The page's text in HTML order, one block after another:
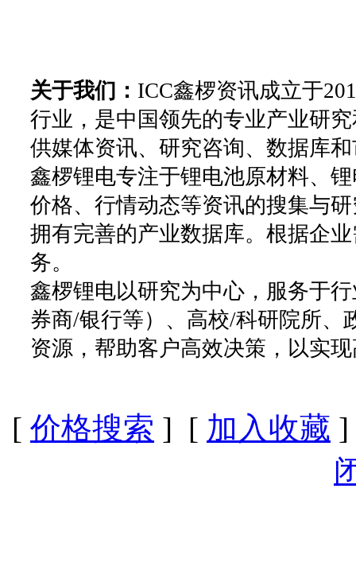
关于我们： ICC鑫椤资讯成立于
行业，是中国领先的专业产业研
供媒体资讯、研究咨询、数据库
鑫椤锂电专注于锂电池原材料、
价格、行情动态等资讯的搜集与
拥有完善的产业数据库。根据企
务。
鑫椤锂电以研究为中心，服务于
券商/银行等）、高校/科研院所、
资源，帮助客户高效决策，以实
[ 价格搜索 ] [ 加入收藏